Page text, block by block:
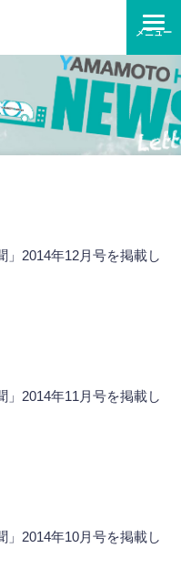
」2014年12月号を掲載し
」2014年11月号を掲載し
」2014年10月号を掲載し